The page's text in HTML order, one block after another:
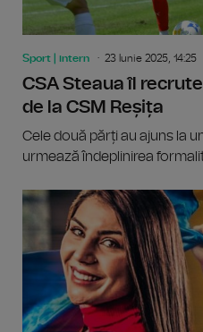
Sport | intern 23 Iunie 2025, 14:25
CSA Steaua îl
de la CSM Reșița
Cele două părți au ajuns la
urmează îndeplinirea